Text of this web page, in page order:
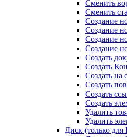
Сменить
Сменить
Создание
Создание
Создание
Создание
Создать
Создать
Создать на
Создать
Создать
Создать
Удалить
Удалить
Диск (только для